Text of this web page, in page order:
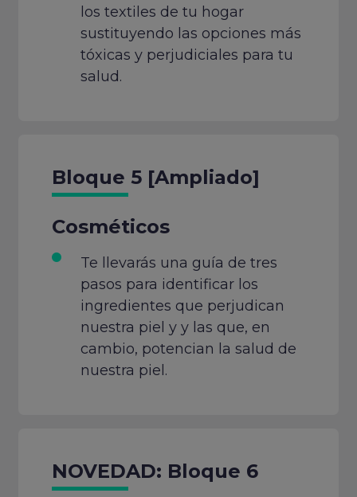
los textiles de tu hogar
sustituyendo las opciones más
tóxicas y perjudiciales para tu
salud.
Bloque 5 [Ampliado]
Cosméticos
Te llevarás una guía de tres
pasos para identificar los
ingredientes que perjudican
nuestra piel y y las que, en
cambio, potencian la salud de
nuestra piel.
NOVEDAD: Bloque 6